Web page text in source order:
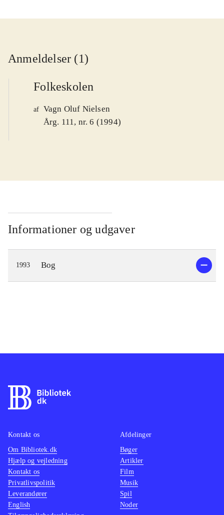
Anmeldelser (1)
Folkeskolen
af Vagn Oluf Nielsen
Årg. 111, nr. 6 (1994)
Informationer og udgaver
1993 Bog
Kontakt os
Om Bibliotek.dk
Hjælp og vejledning
Kontakt os
Privatlivspolitik
Leverandører
English
Afdelinger
Bøger
Artikler
Film
Musik
Spil
Noder